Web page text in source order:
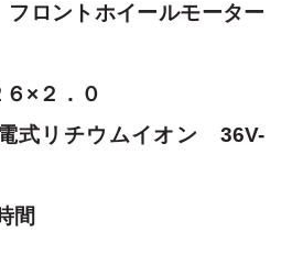
ロントホイールモーター
６×２．０
式リチウムイオン36V-
間